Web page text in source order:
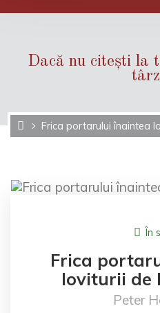
Dacă nu citești la
Frica portarului înaintea
În
Frica
loviturii de
Peter